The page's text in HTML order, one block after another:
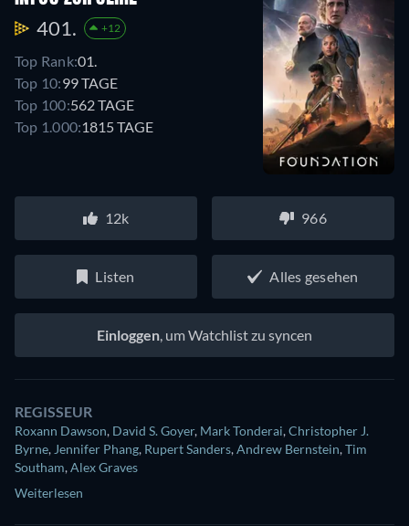
401. +12
Top Rank:01.
Top 10:99 TAGE
Top 100:562 TAGE
Top 1.000:1815 TAGE
12k 966
Listen Alles gesehen
Einloggen , um Watchlist zu syncen
REGISSEUR
Roxann Dawson, David S. Goyer, Mark Tonderai,Christopher J.
Byrne, Jennifer Phang, Rupert Sanders,Andrew Bernstein,Tim
Southam,Alex Graves
Weiterlesen